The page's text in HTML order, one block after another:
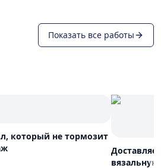
Показать все работы
который не тормозит